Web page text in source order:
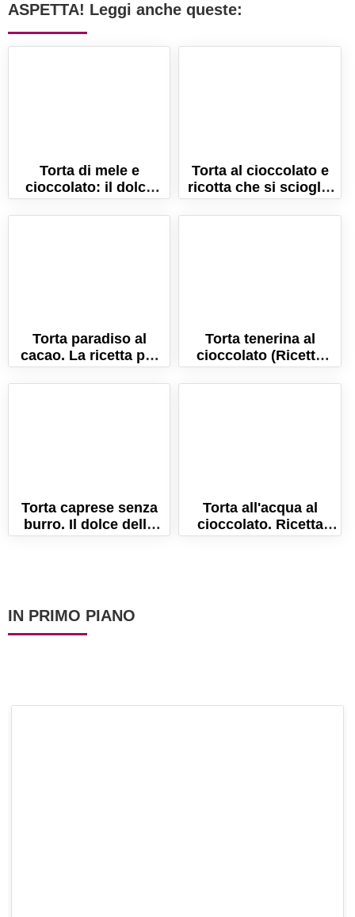
ASPETTA! Leggi anche queste:
Torta di mele e
cioccolato: il dolce
soffice e umido!
Torta al cioccolato e
ricotta che si scioglie
in bocca!
Torta paradiso al
cacao. La ricetta per
farla sofficissima!
Torta tenerina al
cioccolato (Ricetta
veloce e senza lievito!)
Torta caprese senza
burro. Il dolce della
tradizione campana!
Torta all'acqua al
cioccolato. Ricetta
semplice, senza latte e
IN PRIMO PIANO